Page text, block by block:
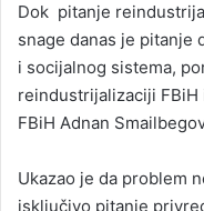
Dok pitanje
snage danas je pitanje
i socijalnog sistema,
reindustrijalizaciji
FBiH Adnan
Ukazao je da problem
isključivo pitanje